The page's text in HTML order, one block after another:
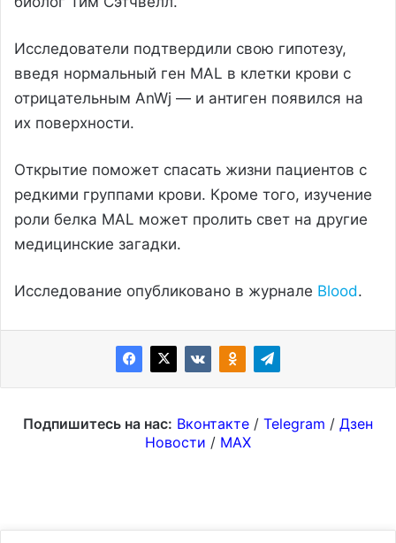
Исследователи подтвердили свою гипотезу,
введя нормальный ген MAL в клетки крови с
отрицательным AnWj — и антиген появился на
их поверхности.
Открытие поможет спасать жизни пациентов с
редкими группами крови. Кроме того, изучение
роли белка MAL может пролить свет на другие
медицинские загадки.
Исследование опубликовано в журнале Blood.
Подпишитесь на нас: Вконтакте / Telegram / Дзен
Новости / MAX